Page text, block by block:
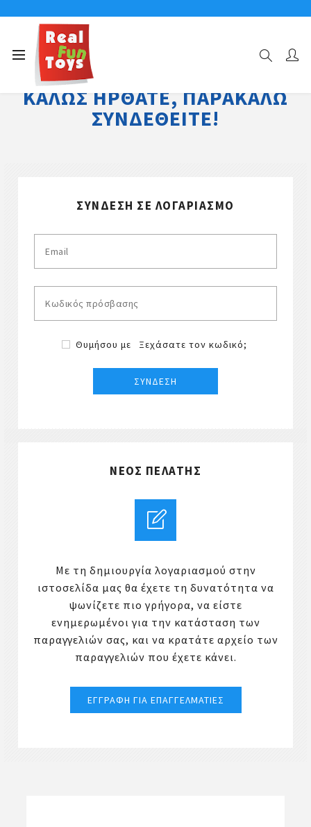
ΚΑΛΏΣ ΉΡΘΑΤΕ, ΠΑΡΑΚΑΛΏ
ΣΥΝΔΕΘΕΊΤΕ!
ΣΎΝΔΕΣΗ ΣΕ ΛΟΓΑΡΙΑΣΜΌ
Θυμήσου με Ξεχάσατε τον κωδικό;
ΝΈΟΣ ΠΕΛΆΤΗΣ
Με τη δημιουργία λογαριασμού στην
ιστοσελίδα μας θα έχετε τη δυνατότητα να
ψωνίζετε πιο γρήγορα, να είστε
ενημερωμένοι για την κατάσταση των
παραγγελιών σας, και να κρατάτε αρχείο των
παραγγελιών που έχετε κάνει.